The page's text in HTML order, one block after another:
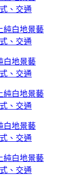
、交通
白地景藝
、交通
白地景藝
、交通